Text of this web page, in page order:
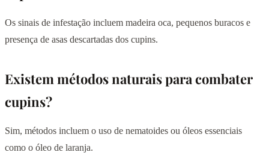
Os sinais de infestação incluem madeira oca, pequenos buracos e
presença de asas descartadas dos cupins.
Existem métodos naturais para combater
cupins?
Sim, métodos incluem o uso de nematoides ou óleos essenciais
como o óleo de laranja.